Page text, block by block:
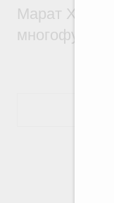
Марат